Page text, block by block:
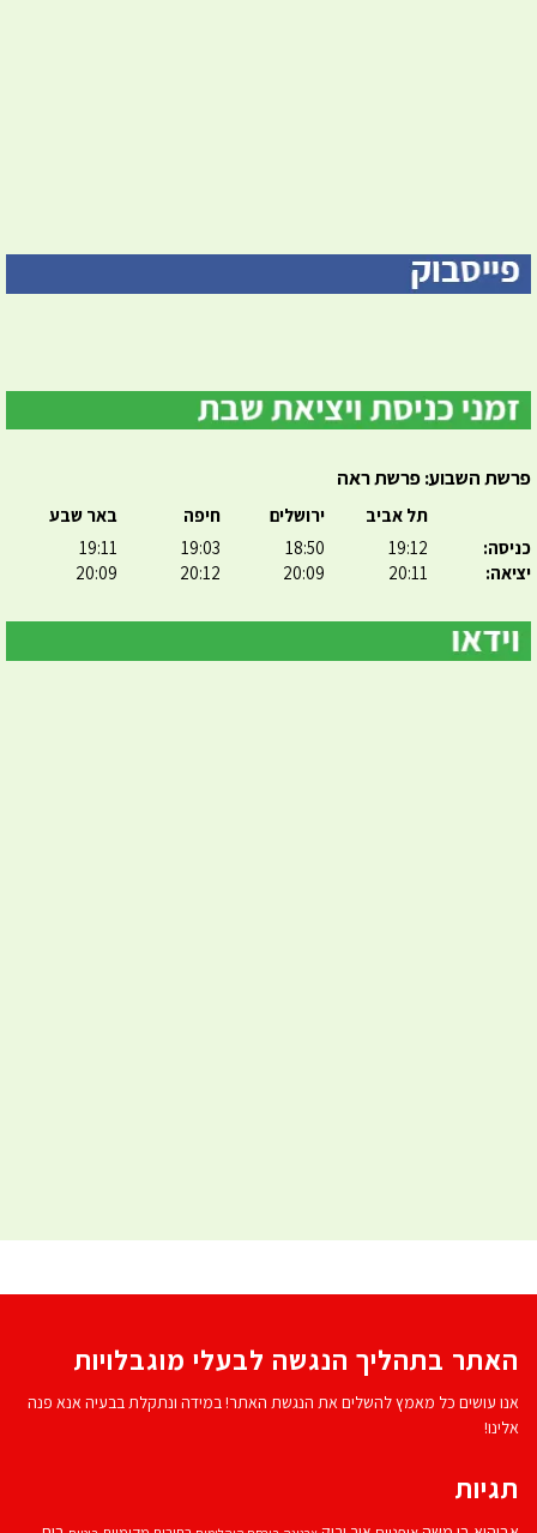
פרשת השבוע: פרשת ראה
כניסה:
יציאה:
תל אביב
19:12
20:11
ירושלים
18:50
20:09
חיפה
19:03
20:12
באר שבע
19:11
20:09
האתר בתהליך הנגשה לבעלי מוגבלויות
אנו עושים כל מאמץ להשלים את הנגשת האתר! במידה ונתקלת בבעיה אנא פנה
אלינו!
תגיות